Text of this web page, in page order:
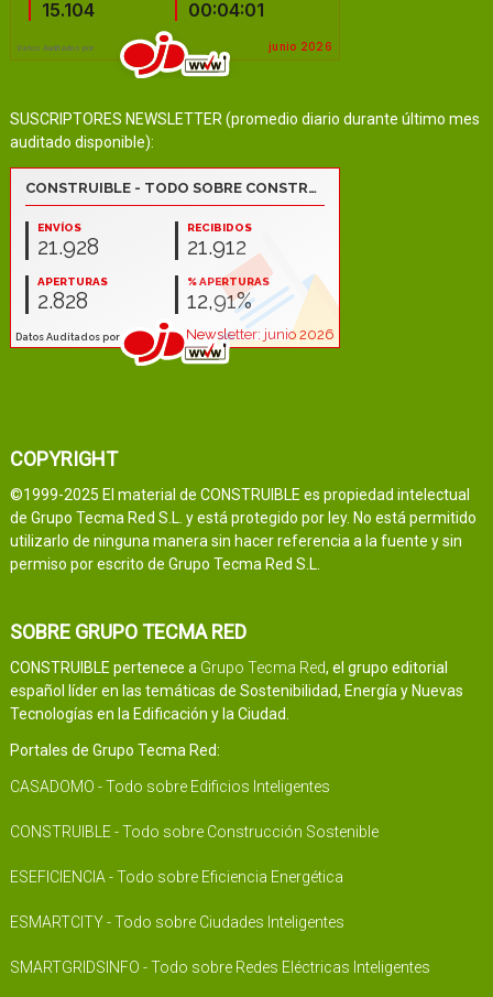
SUSCRIPTORES NEWSLETTER (promedio diario durante último mes
auditado disponible):
COPYRIGHT
©1999-2025 El material de CONSTRUIBLE es propiedad intelectual
de Grupo Tecma Red S.L. y está protegido por ley. No está permitido
utilizarlo de ninguna manera sin hacer referencia a la fuente y sin
permiso por escrito de Grupo Tecma Red S.L.
SOBRE GRUPO TECMA RED
CONSTRUIBLE pertenece a Grupo Tecma Red, el grupo editorial
español líder en las temáticas de Sostenibilidad, Energía y Nuevas
Tecnologías en la Edificación y la Ciudad.
Portales de Grupo Tecma Red:
CASADOMO - Todo sobre Edificios Inteligentes
CONSTRUIBLE - Todo sobre Construcción Sostenible
ESEFICIENCIA - Todo sobre Eficiencia Energética
ESMARTCITY - Todo sobre Ciudades Inteligentes
SMARTGRIDSINFO - Todo sobre Redes Eléctricas Inteligentes